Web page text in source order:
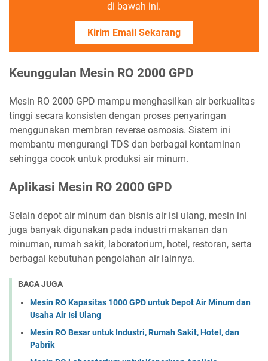
di bawah ini.
Kirim Email Sekarang
Keunggulan Mesin RO 2000 GPD
Mesin RO 2000 GPD mampu menghasilkan air berkualitas
tinggi secara konsisten dengan proses penyaringan
menggunakan membran reverse osmosis. Sistem ini
membantu mengurangi TDS dan berbagai kontaminan
sehingga cocok untuk produksi air minum.
Aplikasi Mesin RO 2000 GPD
Selain depot air minum dan bisnis air isi ulang, mesin ini
juga banyak digunakan pada industri makanan dan
minuman, rumah sakit, laboratorium, hotel, restoran, serta
berbagai kebutuhan pengolahan air lainnya.
BACA JUGA
Mesin RO Kapasitas 1000 GPD untuk Depot Air Minum dan
Usaha Air Isi Ulang
Mesin RO Besar untuk Industri, Rumah Sakit, Hotel, dan
Pabrik